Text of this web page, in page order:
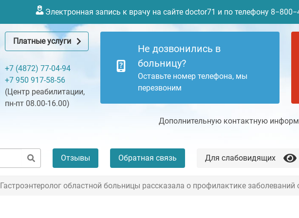
Электронная запись к врачу на сайте doctor71 и по телефону
Платные услуги
+7 (4872) 77-04-94
+7 950 917-58-56
(Центр реабилитации,
пн-пт 08.00-16.00)
Не дозвонились в
больницу?
Оставьте номер телефона, мы
перезвоним
Дополнительную контактную
Отзывы Обратная связь Для слабовидящих
Платные услуги
+7 (4872) 77-04-94
Гастроэнтеролог областной больницы рассказала о профилактике